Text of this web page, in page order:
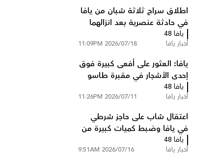
اطلاق سراح ثلاثة شبان من يافا
في حادثة عنصرية بعد انزالهما
من الطائرة والتنكيل بهم. ما
القصة؟!
يافا 48
أخبار يافا 2026/07/18 11:09PM
يافا: العثور على أفعى كبيرة فوق
إحدى الأشجار في مقبرة طاسو
يافا 48
أخبار يافا 2026/07/11 11:26PM
اعتقال شاب على حاجز شرطي
في يافا وضبط كميات كبيرة من
المخدرات بمنزله
يافا 48
أخبار يافا 2026/07/16 9:51AM